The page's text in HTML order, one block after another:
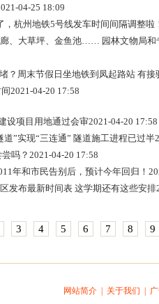
04-25 18:09
，杭州地铁5号线发车时间间隔调整啦
、大草坪、金鱼池…… 园林文物局和
？周末节假日坐地铁到凤起路站 有接
2021-04-20 17:58
设项目用地通过会审2021-04-20 17:58
”实现“三连通” 隧道施工进程已过半
吗？ 2021-04-20 17:58
年和市民告别后，预计今年回归！
发布最新时间表 这学期还有这些安排
3 4 5 6 7 8 9
网站简介 关于我们